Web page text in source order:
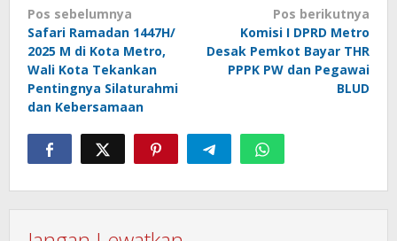
Navigasi
pos
Pos sebelumnya
Safari Ramadan 1447H/
2025 M di Kota Metro,
Wali Kota Tekankan
Pentingnya Silaturahmi
dan Kebersamaan
Pos berikutnya
Komisi I DPRD Metro
Desak Pemkot Bayar THR
PPPK PW dan Pegawai
BLUD